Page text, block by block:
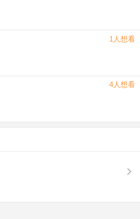
1人想看
4人想看